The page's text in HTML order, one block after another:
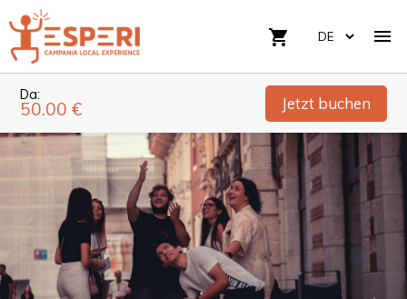

shopping_cart
Da:
50.00 € Jetzt buchen